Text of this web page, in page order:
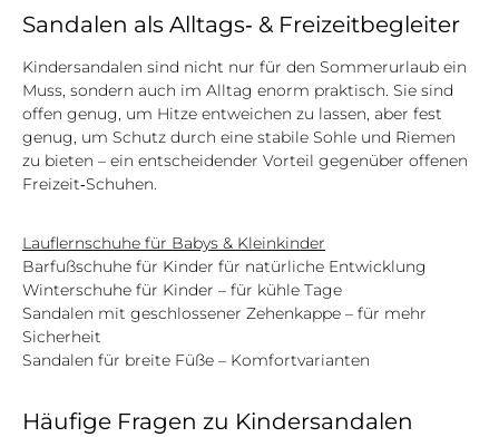
Sandalen als Alltags‑ & Freizeitbegleiter
Kindersandalen sind nicht nur für den Sommerurlaub ein
Muss, sondern auch im Alltag enorm praktisch. Sie sind
offen genug, um Hitze entweichen zu lassen, aber fest
genug, um Schutz durch eine stabile Sohle und Riemen
zu bieten – ein entscheidender Vorteil gegenüber offenen
Freizeit‑Schuhen.
Lauflernschuhe für Babys & Kleinkinder
Barfußschuhe für Kinder für natürliche Entwicklung
Winterschuhe für Kinder – für kühle Tage
Sandalen mit geschlossener Zehenkappe – für mehr
Sicherheit
Sandalen für breite Füße – Komfortvarianten
Häufige Fragen zu Kindersandalen